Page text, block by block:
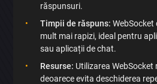
răspunsuri.
Timpii de răspuns:
mult mai rapizi, ideal pentru
sau aplicații de chat.
Resurse: Utilizarea
deoarece evita deschiderea